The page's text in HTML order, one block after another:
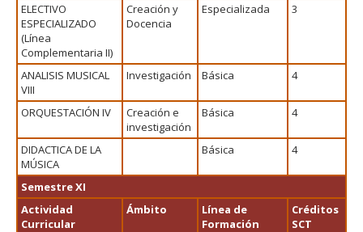
ELECTIVO
ESPECIALIZADO
(Línea
Complementaria II)
Creación y
Docencia
Especializada 3
ANALISIS MUSICAL
VIII
Investigación Básica 4
ORQUESTACIÓN IV
Creación e
investigación
Básica 4
DIDACTICA DE LA
MÚSICA
Básica 4
Semestre XI
Actividad
Curricular
Ámbito
Línea de
Formación
Créditos
SCT